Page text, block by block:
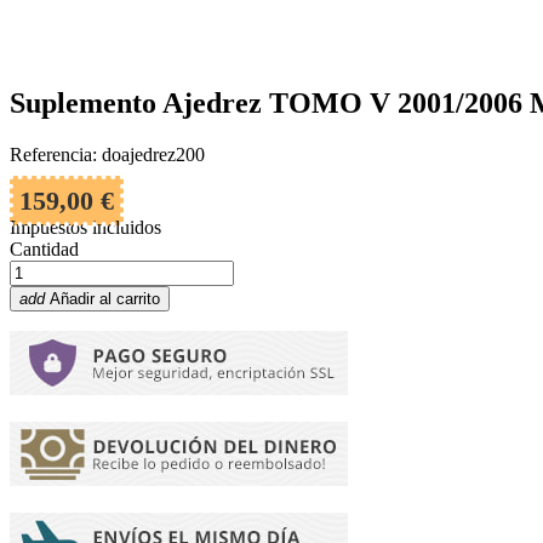
Suplemento Ajedrez TOMO V 2001/2006
Referencia: doajedrez200
159,00 €
Impuestos incluidos
Cantidad
add Añadir al carrito